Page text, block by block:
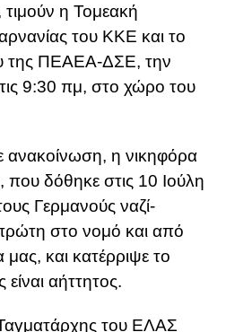
η Τομεακή
του ΚΚΕ και το
της ΠΕΑΕΑ-ΔΣΕ, την
9:30 πμ, στο χώρο του
ανακοίνωση, η νικηφόρα
που δόθηκε στις 10 Ιούλη
Γερμανούς ναζί-
στο νομό και από
και κατέρριψε το
αήττητος.
του ΕΛΑΣ